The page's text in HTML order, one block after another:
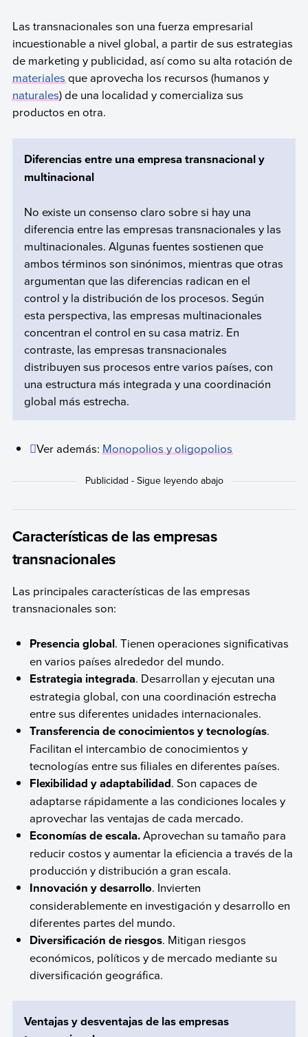
Las transnacionales son una fuerza empresarial
incuestionable a nivel global, a partir de sus estrategias
de marketing y publicidad, así como su alta rotación de
materialesque aprovecha los recursos (humanos y
naturales) de una localidad y comercializa sus
productos en otra.
Diferencias entre una empresa transnacional y
multinacional
No existe un consenso claro sobre si hay una
diferencia entre las empresas transnacionales y las
multinacionales. Algunas fuentes sostienen que
ambos términos son sinónimos, mientras que otras
argumentan que las diferencias radican en el
control y la distribución de los procesos. Según
esta perspectiva, las empresas multinacionales
concentran el control en su casa matriz. En
contraste, las empresas transnacionales
distribuyen sus procesos entre varios países, con
una estructura más integrada y una coordinación
global más estrecha.
Ver además:Monopolios y oligopolios
Características de las empresas
transnacionales
Las principales características de las empresas
transnacionales son:
Presencia global. Tienen operaciones significativas
en varios países alrededor del mundo.
Estrategia integrada. Desarrollan y ejecutan una
estrategia global, con una coordinación estrecha
entre sus diferentes unidades internacionales.
Transferencia de conocimientos y tecnologías.
Facilitan el intercambio de conocimientos y
tecnologías entre sus filiales en diferentes países.
Flexibilidad y adaptabilidad. Son capaces de
adaptarse rápidamente a las condiciones locales y
aprovechar las ventajas de cada mercado.
Economías de escala.Aprovechan su tamaño para
reducir costos y aumentar la eficiencia a través de la
producción y distribución a gran escala.
Innovación y desarrollo. Invierten
considerablemente en investigación y desarrollo en
diferentes partes del mundo.
Diversificación de riesgos. Mitigan riesgos
económicos, políticos y de mercado mediante su
diversificación geográfica.
Ventajas y desventajas de las empresas